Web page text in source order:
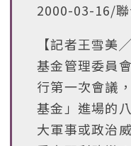
2000-03-16/
【記者王雪美
基金管理委員
行第一次會議
基金」進場的
大軍事或政治